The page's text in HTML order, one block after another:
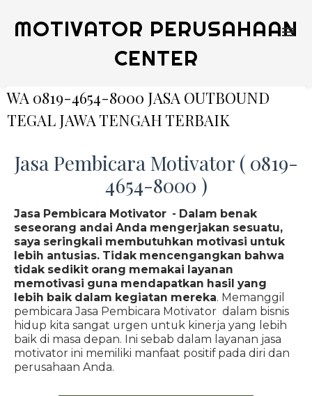
MOTIVATOR PERUSAHAAN
CENTER
WA 0819-4654-8000 JASA OUTBOUND
TEGAL JAWA TENGAH TERBAIK
Jasa Pembicara Motivator ( 0819-
4654-8000 )
Jasa Pembicara Motivator - Dalam benak
seseorang andai Anda mengerjakan sesuatu,
saya seringkali membutuhkan motivasi untuk
lebih antusias. Tidak mencengangkan bahwa
tidak sedikit orang memakai layanan
memotivasi guna mendapatkan hasil yang
lebih baik dalam kegiatan mereka. Memanggil
pembicara Jasa Pembicara Motivator dalam bisnis
hidup kita sangat urgen untuk kinerja yang lebih
baik di masa depan. Ini sebab dalam layanan jasa
motivator ini memiliki manfaat positif pada diri dan
perusahaan Anda.